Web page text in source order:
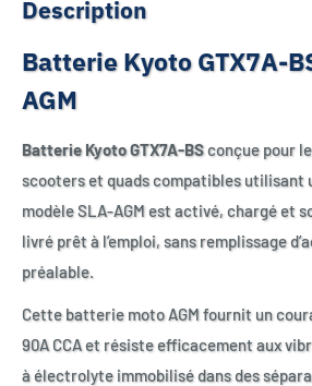
Description
Batterie Kyoto GTX7A-
AGM
Batterie Kyoto GTX7A-BSconçue pour
scooters et quads compatibles utilisant
modèle SLA-AGM est activé, chargé et
livré prêt à l’emploi, sans remplissage
préalable.
Cette batterie moto AGM fournit un
90A CCA et résiste efficacement aux
à électrolyte immobilisé dans des